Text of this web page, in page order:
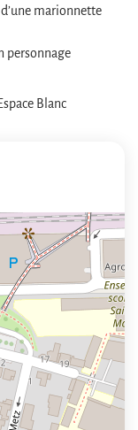
marionnette
personnage
Blanc